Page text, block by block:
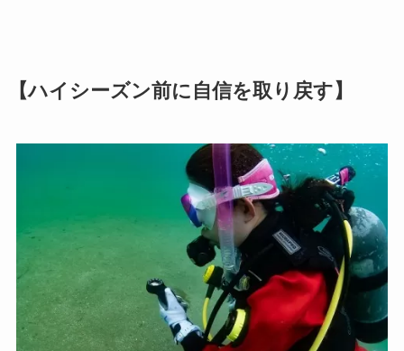
【ハイシーズン前に自信を取り戻す】